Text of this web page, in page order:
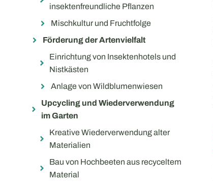
insektenfreundliche Pflanzen
Mischkultur und Fruchtfolge
Förderung der Artenvielfalt
Einrichtung von Insektenhotels und
Nistkästen
Anlage von Wildblumenwiesen
Upcycling und Wiederverwendung
im Garten
Kreative Wiederverwendung alter
Materialien
Bau von Hochbeeten aus recyceltem
Material